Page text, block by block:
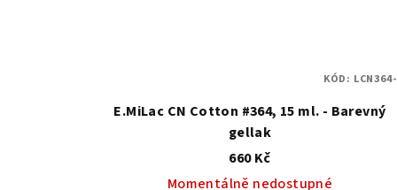
E.MiLac CN Cotton #364, 15 ml. - Barevný
gellak
660 Kč
Momentálně nedostupné
KÓD: